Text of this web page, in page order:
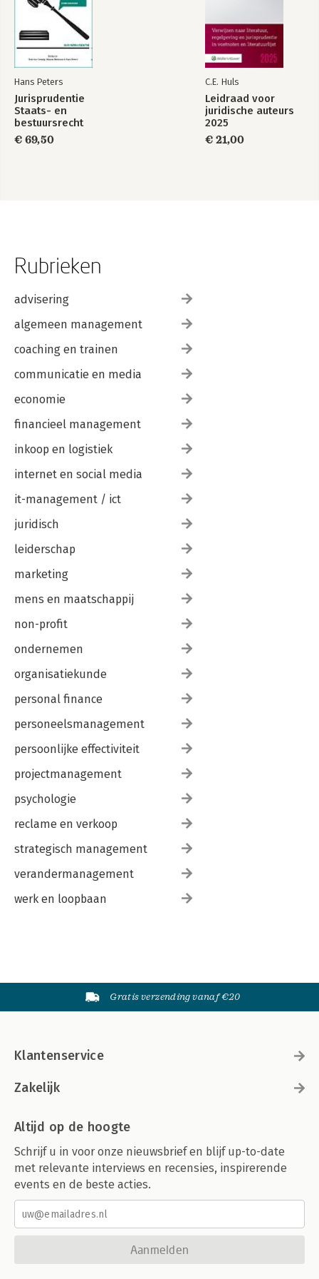
Symposium on the Energy Transition: a Short Report – Mark
van der Kooi
Geschriften van de Nederlandse Vereniging voor
Hans Peters
Jurisprudentie
Staats- en
bestuursrecht
1849-2025
€ 69,50
C.E. Huls
Leidraad voor
juridische auteurs
2025
€ 21,00
Rubrieken
advisering
algemeen management
coaching en trainen
communicatie en media
economie
financieel management
inkoop en logistiek
internet en social media
it-management / ict
juridisch
leiderschap
marketing
mens en maatschappij
non-profit
ondernemen
organisatiekunde
personal finance
personeelsmanagement
persoonlijke effectiviteit
projectmanagement
psychologie
reclame en verkoop
strategisch management
verandermanagement
werk en loopbaan
Gratis verzending vanaf €20
Klantenservice
Zakelijk
Altijd op de hoogte
Schrijf u in voor onze nieuwsbrief en blijf up-to-date
met relevante interviews en recensies, inspirerende
events en de beste acties.
Aanmelden